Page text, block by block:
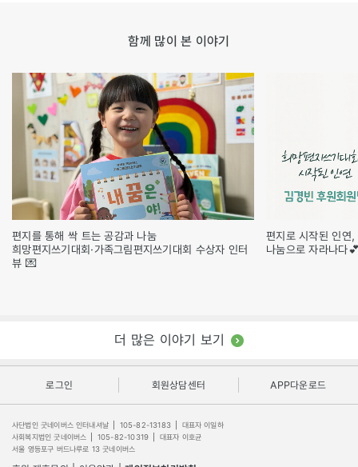
함께 많이 본 이야기
편지를 통해 싹 트는 공감과 나눔
희망편지쓰기대회·가족그림편지쓰기대회 수상자 인터
뷰 💌
편지로 시작된 인연,
나눔으로 자라나다
더 많은 이야기 보기
로그인 회원상담센터 APP다운로드
사단법인 굿네이버스 인터내셔날 105-82-13183
대표자 이일하
사회복지법인 굿네이버스
105-82-10319
대표자 이호균
서울 영등포구 버드나루로 13 굿네이버스